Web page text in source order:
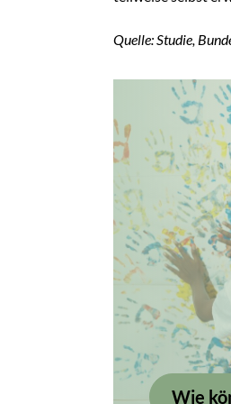
Quelle: Studie,
Wie